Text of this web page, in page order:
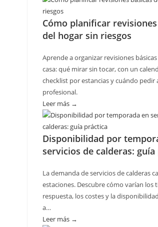
Cómo planificar
del hogar sin riesgos
Aprende a organizar revisiones
casa: qué mirar sin tocar, con un
checklist por estancias y cuándo pedir
profesional.
Leer más →
Cómo
planificar
revisiones
básicas
hogar
Disponibilidad por
servicios de calderas:
La demanda de servicios de calderas
estaciones. Descubre cómo varían los
respuesta, los costes y la
a…
Leer más →